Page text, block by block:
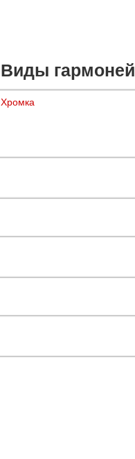
Виды гармоней
Хромка